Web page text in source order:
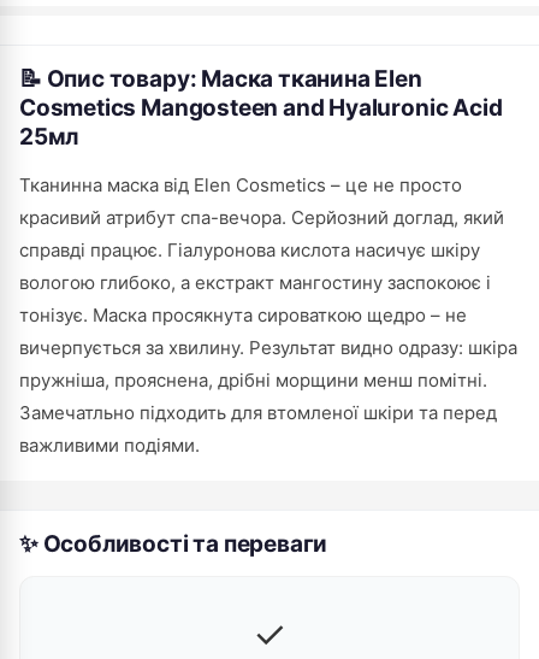
📝 Опис товару: Маска тканина Elen
Cosmetics Mangosteen and Hyaluronic Acid
25мл
Тканинна маска від Elen Cosmetics – це не просто
красивий атрибут спа-вечора. Серйозний доглад, який
справді працює. Гіалуронова кислота насичує шкіру
вологою глибоко, а екстракт мангостину заспокоює і
тонізує. Маска просякнута сироваткою щедро – не
вичерпується за хвилину. Результат видно одразу: шкіра
пружніша, прояснена, дрібні морщини менш помітні.
Замечатльно підходить для втомленої шкіри та перед
важливими подіями.
✨ Особливості та переваги
✓